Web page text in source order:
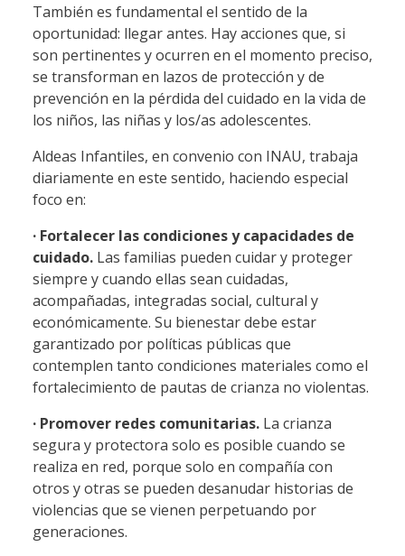
También es fundamental el sentido de la
oportunidad: llegar antes. Hay acciones que, si
son pertinentes y ocurren en el momento preciso,
se transforman en lazos de protección y de
prevención en la pérdida del cuidado en la vida de
los niños, las niñas y los/as adolescentes.
Aldeas Infantiles, en convenio con INAU, trabaja
diariamente en este sentido, haciendo especial
foco en:
· Fortalecer las condiciones y capacidades de
cuidado. Las familias pueden cuidar y proteger
siempre y cuando ellas sean cuidadas,
acompañadas, integradas social, cultural y
económicamente. Su bienestar debe estar
garantizado por políticas públicas que
contemplen tanto condiciones materiales como el
fortalecimiento de pautas de crianza no violentas.
· Promover redes comunitarias. La crianza
segura y protectora solo es posible cuando se
realiza en red, porque solo en compañía con
otros y otras se pueden desanudar historias de
violencias que se vienen perpetuando por
generaciones.